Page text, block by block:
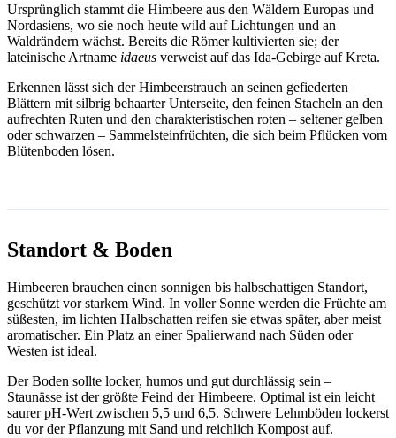
Ursprünglich stammt die Himbeere aus den Wäldern Europas und
Nordasiens, wo sie noch heute wild auf Lichtungen und an
Waldrändern wächst. Bereits die Römer kultivierten sie; der
lateinische Artname idaeus verweist auf das Ida-Gebirge auf Kreta.
Erkennen lässt sich der Himbeerstrauch an seinen gefiederten
Blättern mit silbrig behaarter Unterseite, den feinen Stacheln an den
aufrechten Ruten und den charakteristischen roten – seltener gelben
oder schwarzen – Sammelsteinfrüchten, die sich beim Pflücken vom
Blütenboden lösen.
Standort & Boden
Himbeeren brauchen einen sonnigen bis halbschattigen Standort,
geschützt vor starkem Wind. In voller Sonne werden die Früchte am
süßesten, im lichten Halbschatten reifen sie etwas später, aber meist
aromatischer. Ein Platz an einer Spalierwand nach Süden oder
Westen ist ideal.
Der Boden sollte locker, humos und gut durchlässig sein –
Staunässe ist der größte Feind der Himbeere. Optimal ist ein leicht
saurer pH-Wert zwischen 5,5 und 6,5. Schwere Lehmböden lockerst
du vor der Pflanzung mit Sand und reichlich Kompost auf.